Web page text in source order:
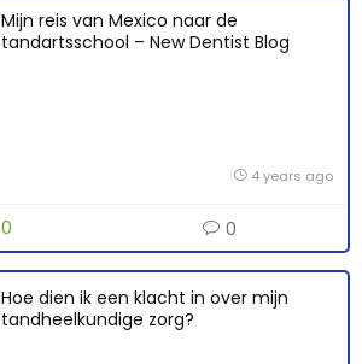
Mijn reis van Mexico naar de
tandartsschool – New Dentist Blog
4 years ago
0 0
Hoe dien ik een klacht in over mijn
tandheelkundige zorg?